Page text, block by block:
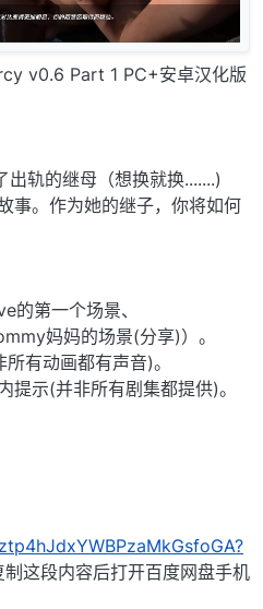
v0.6 Part 1 PC+安卓汉化版
轨的继母（想换就换.......)
事。作为她的继子，你将如何
的第一个场景、
妈妈的场景(分享)）。
有动画都有声音)。
提示(并非所有剧集都提供)。
这段内容后打开百度网盘手机